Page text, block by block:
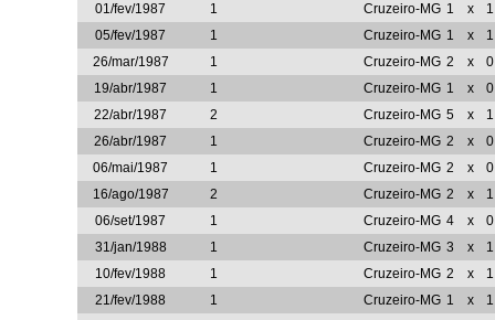
01/fev/1987
1 Cruzeiro-MG 1 x
1
05/fev/1987
1 Cruzeiro-MG 1 x
1
26/mar/1987
1 Cruzeiro-MG 2 x
0
19/abr/1987
1 Cruzeiro-MG 1 x
0
22/abr/1987
2 Cruzeiro-MG 5 x
1
26/abr/1987
1 Cruzeiro-MG 2 x
0
06/mai/1987
1 Cruzeiro-MG 2 x
0
16/ago/1987
2 Cruzeiro-MG 2 x
1
06/set/1987
1 Cruzeiro-MG 4 x
0
31/jan/1988
1 Cruzeiro-MG 3 x
1
10/fev/1988
1 Cruzeiro-MG 2 x
1
21/fev/1988
1 Cruzeiro-MG 1 x
1